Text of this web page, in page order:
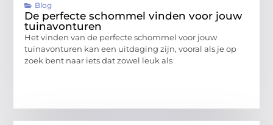
Blog
De perfecte schommel vinden voor jouw
tuinavonturen
Het vinden van de perfecte schommel voor jouw
tuinavonturen kan een uitdaging zijn, vooral als je op
zoek bent naar iets dat zowel leuk als